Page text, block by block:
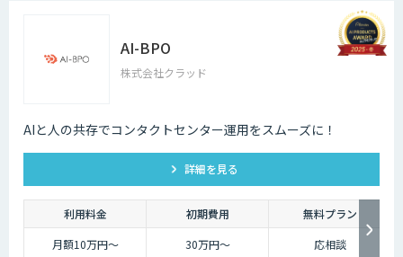
AI-BPO
株式会社クラッド
AIと人の共存でコンタクトセンター運用をスムーズに！
詳細を見る
利用料金 初期費用
無料プラン
月額10万円〜
30万円〜 応相談